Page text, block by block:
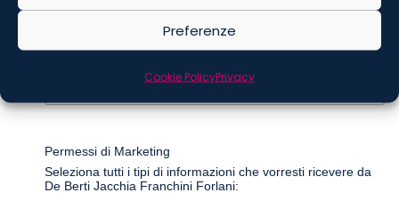
Preferenze
Cookie PolicyPrivacy
Permessi di Marketing
Seleziona tutti i tipi di informazioni che vorresti ricevere da
De Berti Jacchia Franchini Forlani: